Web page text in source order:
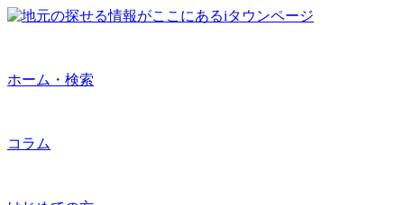
ホーム・検索
コラム